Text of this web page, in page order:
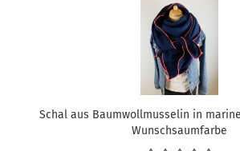
Schal aus Baumwollmusselin in
Wunschsaumfarbe